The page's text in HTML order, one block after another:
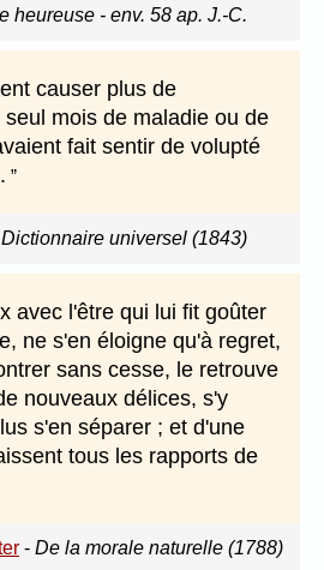
heureuse - env. 58 ap. J.-C.
causer plus de
mois de maladie ou de
fait sentir de volupté
Dictionnaire universel (1843)
avec l'être qui lui fit goûter
ne s'en éloigne qu'à regret,
sans cesse, le retrouve
nouveaux délices, s'y
s'en séparer ; et d'une
tous les rapports de
- De la morale naturelle (1788)